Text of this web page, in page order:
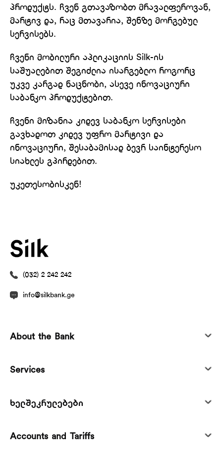
პროდუქტს. ჩვენ გთავაზობთ მრავალფეროვან,
მარტივ და, რაც მთავარია, შენზე მორგებულ
სერვისებს.
ჩვენი მობილური აპლიკაციის Silk-ის
საშუალებით შეგიძლია ისარგებლო როგორც
უკვე კარგად ნაცნობი, ასევე ინოვაციური
საბანკო პროდუქტებით.
ჩვენი მიზანია კიდევ საბანკო სერვისები
გავხადოთ კიდევ უფრო მარტივი და
ინოვაციური, შესაბამისად ბევრ საინტერესო
სიახლეს გპირდებით.
უკეთესობისკენ!
(032) 2 242 242
info@silkbank.ge
About the Bank
Services
ხელშეკრულებები
Accounts and Tariffs